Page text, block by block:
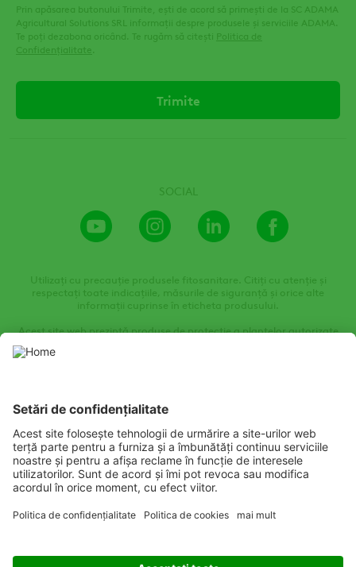
Prin apăsarea butonului Trimite, ești de acord să primești de la SC ADAMA
Agricultural Solutions SRL informații despre produsele și serviciile ADAMA.
Te poți dezabona oricând. Te rugăm să citești Politica de
Confidențialitate
SOCIAL
Youtube
Channel
Instagram LinkedIn
Utilizați cu precauție produsele fitosanitare. Citiți cu atenție și
respectați toate indicațiile, măsurile de siguranță și orice alte
informații cuprinse în eticheta produsului.
Acest site web prezintă produse de protecție a plantelor autorizate
de autoritățile locale de protecție a plantelor. Utilizați produsele de
protecție a plantelor cu precauție. Citiți întotdeauna eticheta și
produsului.
Listen Learn Deliver
Copyright © ADAMA